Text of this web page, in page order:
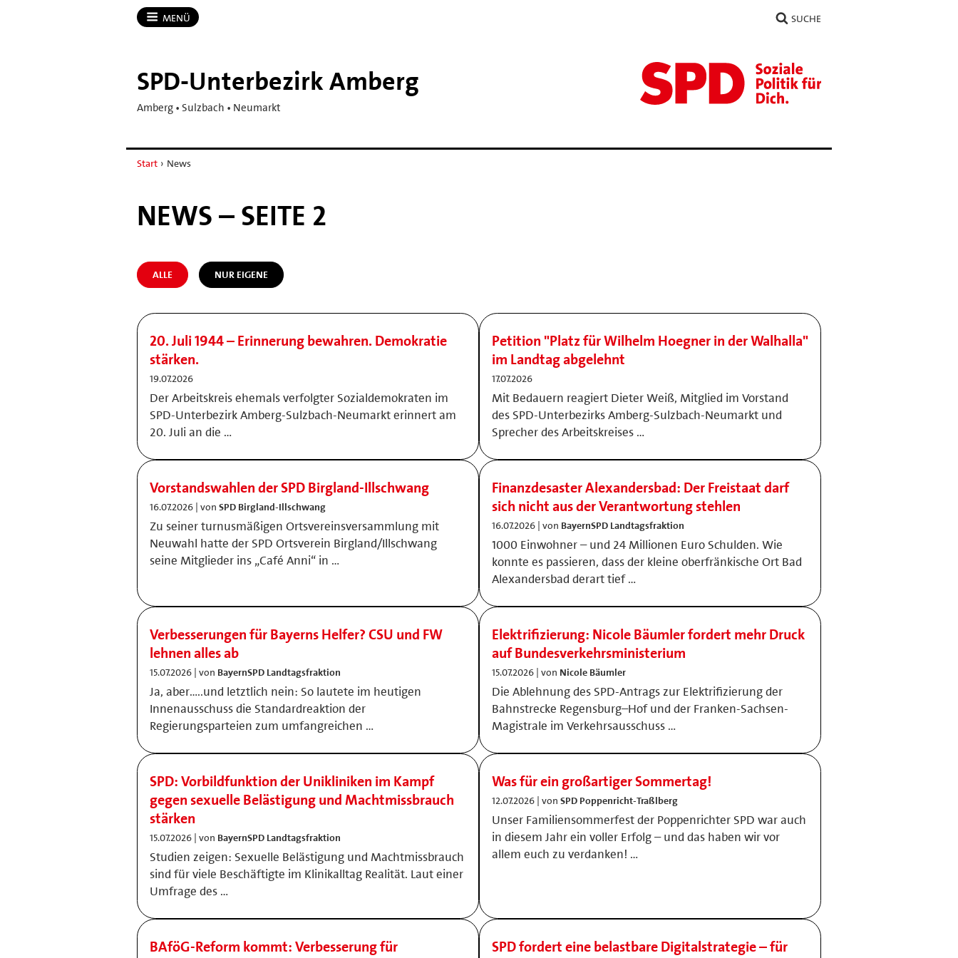
MENÜ SUCHE
SPD-​Unterbezirk Amberg
Amberg • Sulzbach • Neumarkt
Start › News
NEWS – SEITE 2
ALLE NUR EIGENE
20. Juli 1944 – Erinnerung bewahren. Demokratie
stärken.
19.07.2026
Der Arbeitskreis ehemals verfolgter Sozialdemokraten im
SPD-Unterbezirk Amberg-Sulzbach-Neumarkt erinnert am
20. Juli an die …
Petition "Platz für Wilhelm Hoegner in der Walhalla"
im Landtag abgelehnt
17.07.2026
Mit Bedauern reagiert Dieter Weiß, Mitglied im Vorstand
des SPD-Unterbezirks Amberg-Sulzbach-Neumarkt und
Sprecher des Arbeitskreises …
Vorstandswahlen der SPD Birgland-Illschwang
16.07.2026 | von SPD Birgland-Illschwang
Zu seiner turnusmäßigen Ortsvereinsversammlung mit
Neuwahl hatte der SPD Ortsverein Birgland/Illschwang
seine Mitglieder ins „Café Anni“ in …
Finanzdesaster Alexandersbad: Der Freistaat darf
sich nicht aus der Verantwortung stehlen
16.07.2026 | von BayernSPD Landtagsfraktion
1000 Einwohner – und 24 Millionen Euro Schulden. Wie
konnte es passieren, dass der kleine oberfränkische Ort Bad
Alexandersbad derart tief …
Verbesserungen für Bayerns Helfer? CSU und FW
lehnen alles ab
15.07.2026 | von BayernSPD Landtagsfraktion
Ja, aber…..und letztlich nein: So lautete im heutigen
Innenausschuss die Standardreaktion der
Regierungsparteien zum umfangreichen …
Elektrifizierung: Nicole Bäumler fordert mehr Druck
auf Bundesverkehrsministerium
15.07.2026 | von Nicole Bäumler
Die Ablehnung des SPD-Antrags zur Elektrifizierung der
Bahnstrecke Regensburg–Hof und der Franken-Sachsen-
Magistrale im Verkehrsausschuss …
SPD: Vorbildfunktion der Unikliniken im Kampf
gegen sexuelle Belästigung und Machtmissbrauch
stärken
15.07.2026 | von BayernSPD Landtagsfraktion
Studien zeigen: Sexuelle Belästigung und Machtmissbrauch
sind für viele Beschäftigte im Klinikalltag Realität. Laut einer
Umfrage des …
Was für ein großartiger Sommertag!
12.07.2026 | von SPD Poppenricht-Traßlberg
Unser Familiensommerfest der Poppenrichter SPD war auch
in diesem Jahr ein voller Erfolg – und das haben wir vor
allem euch zu verdanken! …
BAföG-Reform kommt: Verbesserung für
SPD fordert eine belastbare Digitalstrategie – für